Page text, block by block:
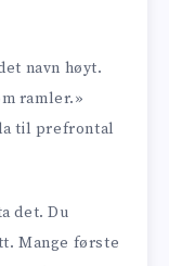
navn høyt.
ramler.»
til prefrontal
det. Du
Mange første